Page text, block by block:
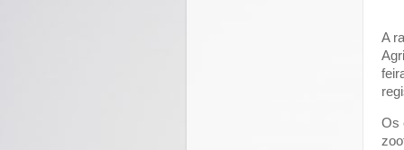
A
Os